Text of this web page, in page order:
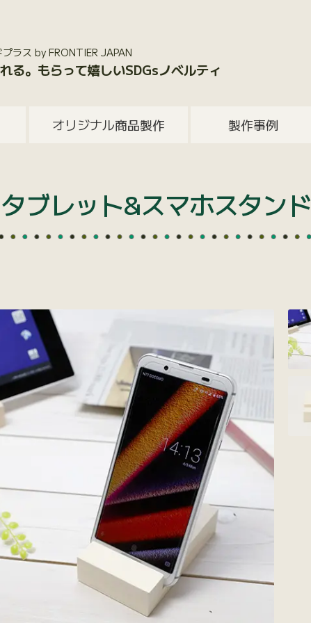
ラス by FRONTIER JAPAN
る。もらって嬉しいSDGsノベルティ
オリジナル商品製作 製作事例
タブレット&スマホスタンド